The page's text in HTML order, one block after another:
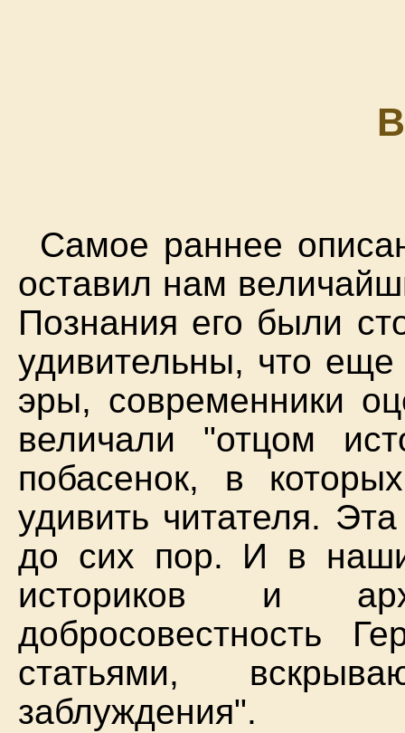
Самое раннее
оставил нам
Познания его были
удивительны, что
эры, современники
величали "отцом
побасенок, в
удивить читателя.
до сих пор. И в
историков и
добросовестность
статьями,
заблуждения".